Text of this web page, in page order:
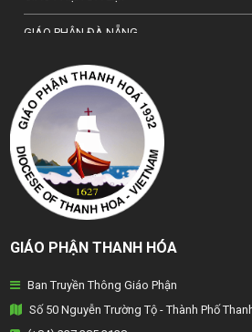
GIÁO PHẬN ĐÀ NẴNG
TỔNG GIÁO PHẬN HÀ NỘI
GIÁO PHẬN HẢI PHÒNG
TỔNG GIÁO PHẬN HUẾ
GIÁO PHẬN HƯNG HOÁ
GIÁO PHẬN KON TUM
GIÁO PHẬN LẠNG SƠN
GIÁO PHẬN LONG XUYÊN
GIÁO PHẬN THANH HÓA
Ban Truyền Thông Giáo Phận
Số 50 Nguyễn Trường Tộ - Thành Phố